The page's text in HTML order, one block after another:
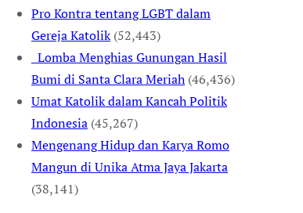
Pro Kontra tentang LGBT dalam
Gereja Katolik (52,443)
Lomba Menghias Gunungan Hasil
Bumi di Santa Clara Meriah (46,436)
Umat Katolik dalam Kancah Politik
Indonesia (45,267)
Mengenang Hidup dan Karya Romo
Mangun di Unika Atma Jaya Jakarta
(38,141)